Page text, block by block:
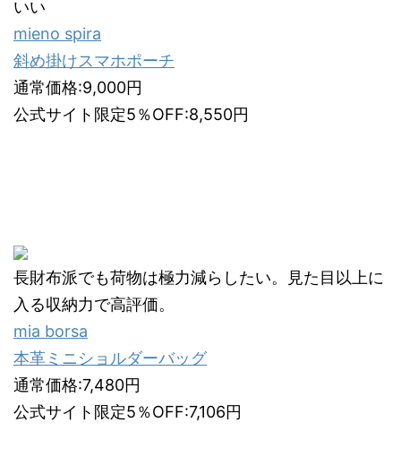
いい
mieno spira
斜め掛けスマホポーチ
通常価格:9,000円
公式サイト限定5％OFF:8,550円
長財布派でも荷物は極力減らしたい。見た目以上に
入る収納力で高評価。
mia borsa
本革ミニショルダーバッグ
通常価格:7,480円
公式サイト限定5％OFF:7,106円